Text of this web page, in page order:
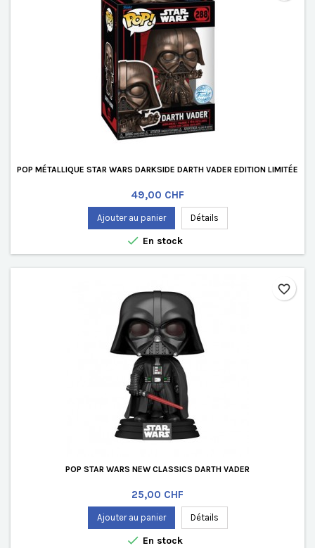
POP MÉTALLIQUE STAR WARS DARKSIDE DARTH VADER EDITION LIMITÉE
Prix
49,00 CHF
Ajouter au panier Détails
 En stock
POP STAR WARS NEW CLASSICS DARTH VADER
Prix
25,00 CHF
Ajouter au panier Détails
 En stock
favorite_border